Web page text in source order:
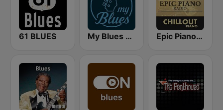
61 BLUES My Blues Radio Epic Piano - CHILLOUT PIANO